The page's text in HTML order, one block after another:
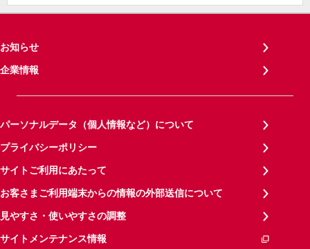
お知らせ
企業情報
パーソナルデータ（個人情報など）について
プライバシーポリシー
サイトご利用にあたって
お客さまご利用端末からの情報の外部送信について
見やすさ・使いやすさの調整
サイトメンテナンス情報